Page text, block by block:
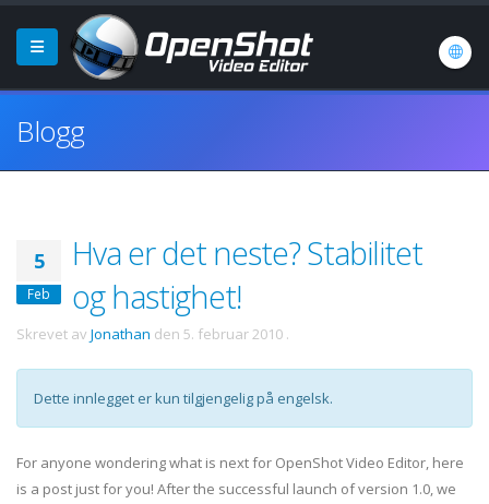
Blogg
5
Feb
Hva er det neste? Stabilitet
og hastighet!
Skrevet av Jonathan den 5. februar 2010 .
Dette innlegget er kun tilgjengelig på engelsk.
For anyone wondering what is next for OpenShot Video Editor, here
is a post just for you! After the successful launch of version 1.0, we